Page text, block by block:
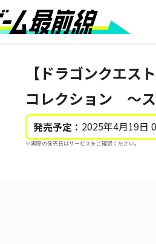
【ドラゴンクエ
コレクション ～
発売予定： 2025年4月19日
※実際の発売日はサービスをご確認ください。